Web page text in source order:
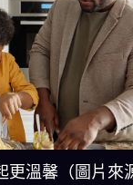
更溫馨（圖片來